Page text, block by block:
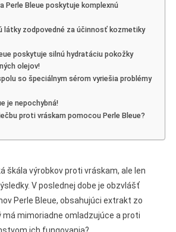
Efektívnosti
Krém
Boj
Podvodom
Perle Bleue poskytuje komplexnú
látky zodpovedné za účinnosť kozmetiky
poskytuje silnú hydratáciu pokožky
olejov!
so špeciálnym sérom vyriešia problémy
je nepochybná!
proti vráskam pomocou Perle Bleue?
škála výrobkov proti vráskam, ale len
V poslednej dobe je obzvlášť
Perle Bleue, obsahujúci extrakt zo
má mimoriadne omladzujúce a proti